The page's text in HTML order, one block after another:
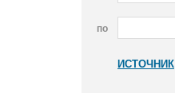
по
ИСТОЧНИК